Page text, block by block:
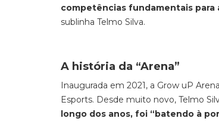
competências fundamentais para
sublinha Telmo Silva.
A história da “Arena”
Inaugurada em 2021, a Grow uP
Esports. Desde muito novo, Telmo
longo dos anos, foi “batendo à